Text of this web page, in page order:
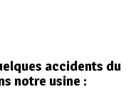
accidents du
notre usine :